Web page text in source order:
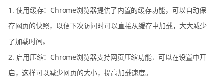
1. 使用缓存：Chrome浏览器提供了内置的缓存功能，可以自动保
存网页的快照，以便下次访问时可以直接从缓存中加载，大大减少
了加载时间。
2. 启用压缩：Chrome浏览器支持网页压缩功能，可以在设置中开
启，这样可以减少网页的大小，提高加载速度。